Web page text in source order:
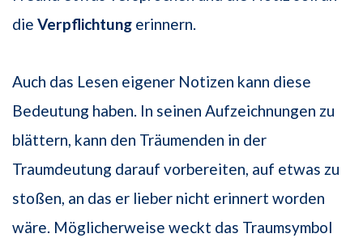
die Verpflichtung erinnern.
Auch das Lesen eigener Notizen kann diese
Bedeutung haben. In seinen Aufzeichnungen zu
blättern, kann den Träumenden in der
Traumdeutung darauf vorbereiten, auf etwas zu
stoßen, an das er lieber nicht erinnert worden
wäre. Möglicherweise weckt das Traumsymbol